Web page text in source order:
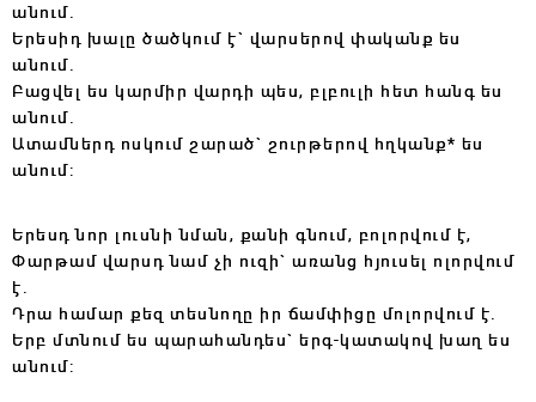
անում.
Երեսիդ խալը ծածկում է` վարսերով փականք ես
անում.
Բացվել ես կարմիր վարդի պես, բլբուլի հետ հանգ ես
անում.
Ատամներդ ոսկում շարած` շուրթերով հղկանք* ես
անում:
Երեսդ նոր լուսնի նման, քանի գնում, բոլորվում է,
Փարթամ վարսդ նամ չի ուզի` առանց հյուսել ոլորվում
է.
Դրա համար քեզ տեսնողը իր ճամփիցը մոլորվում է.
Երբ մտնում ես պարահանդես` երգ-կատակով խաղ ես
անում: